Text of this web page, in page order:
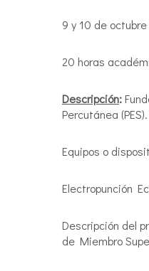
9 y 10 de
20 horas
Descripción:
Percutánea
Equipos o
Electropunción
Descripción del
de Miembro